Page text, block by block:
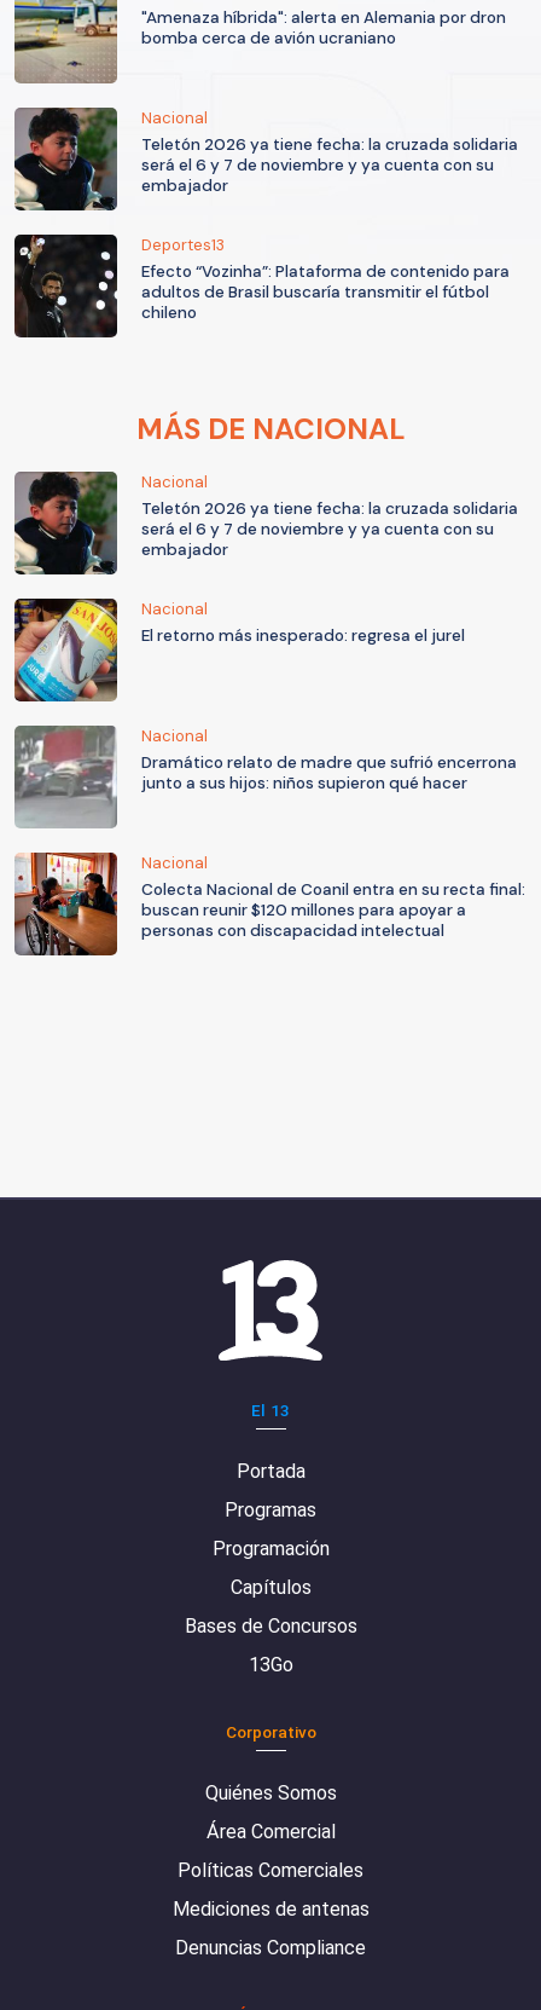
"Amenaza híbrida": alerta en Alemania por dron
bomba cerca de avión ucraniano
Nacional
Teletón 2026 ya tiene fecha: la cruzada solidaria
será el 6 y 7 de noviembre y ya cuenta con su
embajador
Deportes13
Efecto “Vozinha”: Plataforma de contenido para
adultos de Brasil buscaría transmitir el fútbol
chileno
MÁS DE NACIONAL
Nacional
Teletón 2026 ya tiene fecha: la cruzada solidaria
será el 6 y 7 de noviembre y ya cuenta con su
embajador
Nacional
El retorno más inesperado: regresa el jurel
Nacional
Dramático relato de madre que sufrió encerrona
junto a sus hijos: niños supieron qué hacer
Nacional
Colecta Nacional de Coanil entra en su recta final:
buscan reunir $120 millones para apoyar a
personas con discapacidad intelectual
El 13
Portada
Programas
Programación
Capítulos
Bases de Concursos
13Go
Corporativo
Quiénes Somos
Área Comercial
Políticas Comerciales
Mediciones de antenas
Denuncias Compliance